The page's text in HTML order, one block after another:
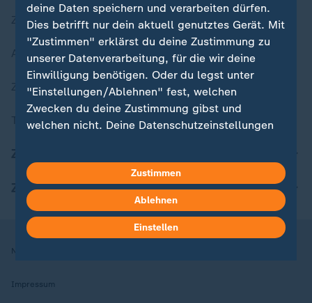
Zuletzt veröffentlicht
Aktuelle Sendungs-Videos
ZDFheute Stories
Themen im Überblick
ZDFheute Apps
Nutzungsbedingungen
Impressum
deine Daten speichern und verarbeiten dürfen.
Dies betrifft nur dein aktuell genutztes Gerät. Mit
"Zustimmen" erklärst du deine Zustimmung zu
unserer Datenverarbeitung, für die wir deine
Einwilligung benötigen. Oder du legst unter
"Einstellungen/Ablehnen" fest, welchen
Zwecken du deine Zustimmung gibst und
welchen nicht. Deine Datenschutzeinstellungen
Hier findest du das Impressum.
Weitere Informationen findest du in unserer
Datenschutzerklärung.
Zustimmen
Ablehnen
Einstellen